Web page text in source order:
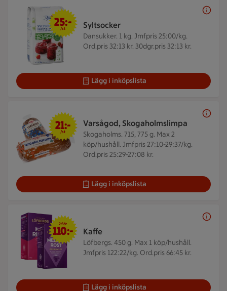
Syltsocker
Dansukker. 1 kg. Jmfpris 25:00/kg.
Ord.pris 32:13 kr. 30dgr.pris 32:13 kr.
25 kr/st
25:-
/st
Lägg i inköpslista
Varsågod, Skogaholmslimpa
Skogaholms. 715, 775 g. Max 2
köp/hushåll. Jmfpris 27:10-29:37/kg.
Ord.pris 25:29-27:08 kr.
21 kr/st
21:-
/st
Lägg i inköpslista
Kaffe
Löfbergs. 450 g. Max 1 köp/hushåll.
Jmfpris 122:22/kg. Ord.pris 66:45 kr.
2 för 110 kr
2 för
110:-
Lägg i inköpslista